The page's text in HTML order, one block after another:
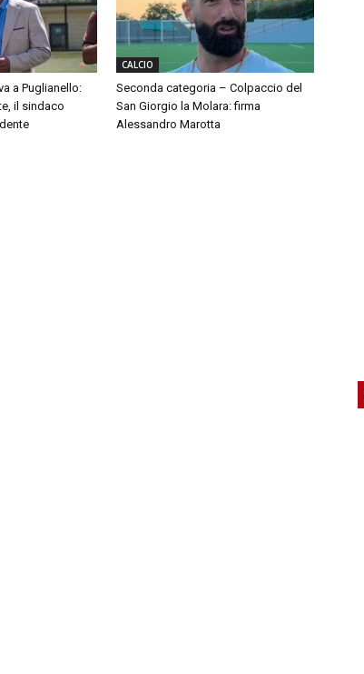
a Puglianello:
il sindaco
CALCIO
Seconda categoria – Colpaccio del
San Giorgio la Molara: firma
Alessandro Marotta